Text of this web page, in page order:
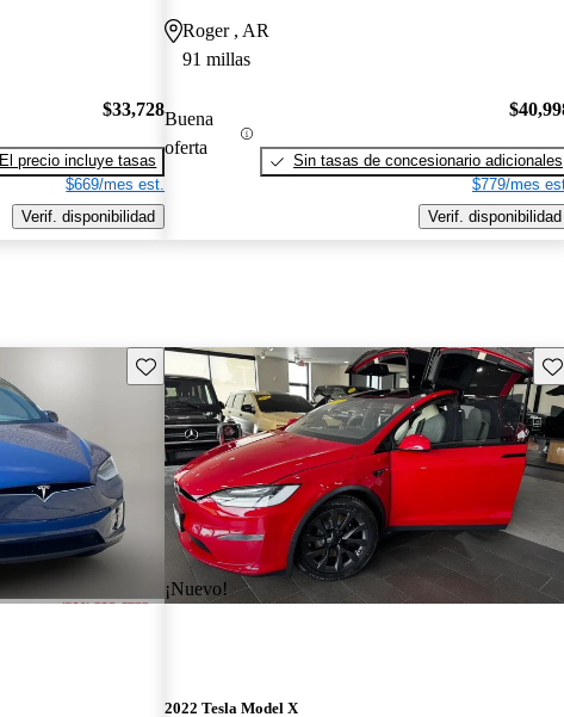
$33,728
El precio incluye tasas
$669/mes est.
Verif. disponibilidad
Roger , AR
91 millas
Buena
oferta
Sin tasas de concesionario adicionales
$779/mes
Verif. disponibilidad
Guarda este Aviso
¡Nuevo!
2022 Tesla Model X